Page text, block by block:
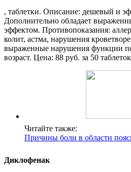
, таблетки. Описание: дешевый и
Дополнительно обладает
эффектом. Противопоказания:
колит, астма, нарушения
выраженные нарушения функции
возраст. Цена: 88 руб. за 50
Читайте также:
Причины боли в области
Диклофенак